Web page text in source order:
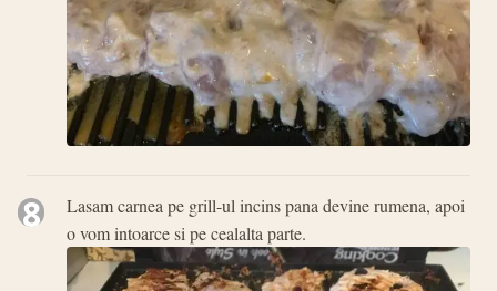
8
Lasam carnea pe grill-ul incins pana devine rumena, apoi
o vom intoarce si pe cealalta parte.